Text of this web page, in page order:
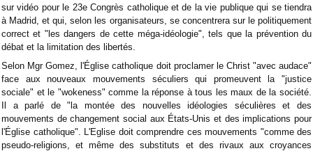
sur vidéo pour le 23e Congrès catholique et de la vie publique qui se tiendra
à Madrid, et qui, selon les organisateurs, se concentrera sur le politiquement
correct et "les dangers de cette méga-idéologie", tels que la prévention du
débat et la limitation des libertés.
Selon Mgr Gomez, l'Église catholique doit proclamer le Christ "avec audace"
face aux nouveaux mouvements séculiers qui promeuvent la "justice
sociale" et le "wokeness" comme la réponse à tous les maux de la société.
Il a parlé de "la montée des nouvelles idéologies séculières et des
mouvements de changement social aux États-Unis et des implications pour
l'Église catholique".
L'Eglise doit comprendre ces mouvements "comme des
pseudo-religions, et même des substituts et des rivaux aux croyances